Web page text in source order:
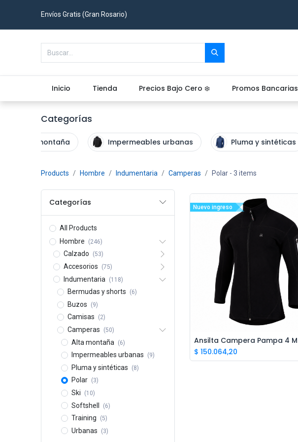
Envíos Gratis (Gran Rosario)
Inicio Tienda Precios Bajo Cero ❄️ Promos Bancarias
Categorías
Alta montaña Impermeables urbanas Pluma y sintéticas
Products Hombre Indumentaria Camperas Polar- 3 items
Categorías
All Products
Hombre
(246)
Calzado (53)
Accesorios (75)
Indumentaria (118)
Bermudas y shorts (6)
Buzos (9)
Camisas (2)
Camperas (50)
Alta montaña (6)
Impermeables urbanas (9)
Pluma y sintéticas (8)
Polar (3)
Ski (10)
Softshell (6)
Training (5)
Urbanas (3)
Nuevo ingreso
Ansilta Campera Pampa 4 M
$ 150.064,20